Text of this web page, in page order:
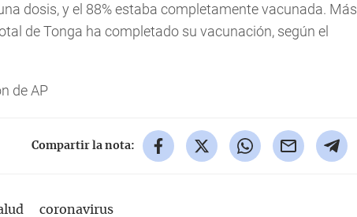
dosis, y el 88% estaba completamente vacunada. Más
de Tonga ha completado su vacunación, según el
de AP
Compartir la nota:
coronavirus